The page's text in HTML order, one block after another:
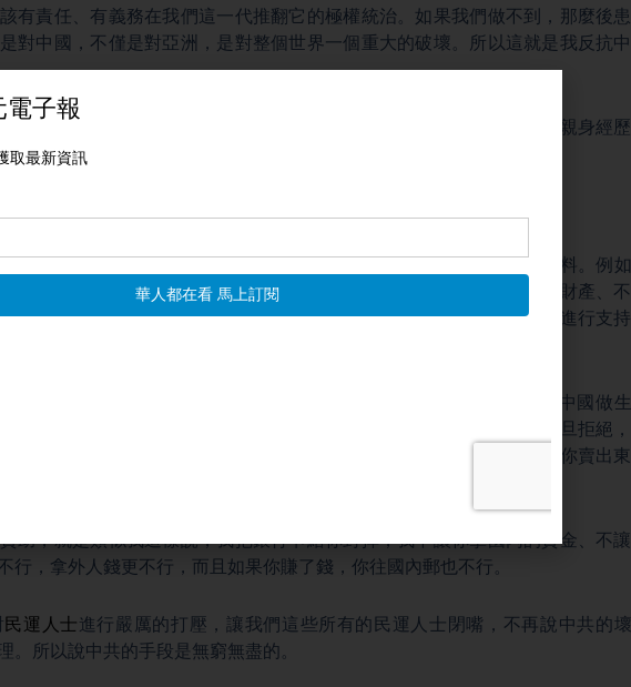
有責任、有義務在我們這一代推翻它的極權統治。如果我們做不到，那麼後患
對中國，不僅是對亞洲，是對整個世界一個重大的破壞。所以這就是我反抗中
本質了解越深，越會發現它對社會的危害有多大。從您逃亡到美國的親身經歷
有哪些手段？作為海外異議人士，如何應對？
面，就是一個是在
用各種你認識的人或者不認識的人，搜集你的黑材料，甚至製作你的材料。例如
侵；還有對陳光誠先生說他是假盲人；對傅希秋牧師，說他是有機構財產、不
、對大紀元、對一些新唐人這些媒體的一些污衊。這當然是反共勢力進行支持
從名譽上搞臭。
活在海外，我們所謂的民主人士都是需要生存的。那麼只要是你跟中國做生
進行就是同名狀的類似，你要加入中共，你要對他們服務。如果你一旦拒絕，
你做生意，它會掐斷你國內的供應，或者是在市場上進行破壞，不讓你賣出東
助，就是類似我這樣說，我把銀行卡給你封掉，我不讓你拿國內的資金、不讓
行，拿外人錢更不行，而且如果你賺了錢，你往國內郵也不行。
民運人士進行嚴厲的打壓，讓我們這些所有的民運人士閉嘴，不再說中共的壞
。所以說中共的手段是無窮無盡的。